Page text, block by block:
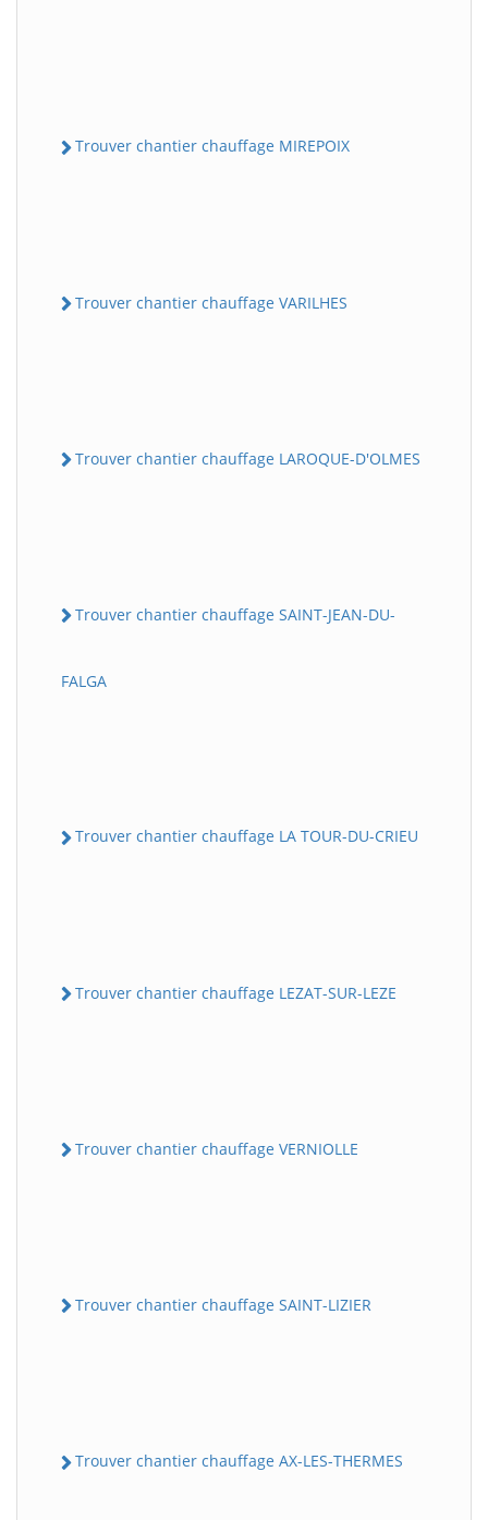
Trouver chantier chauffage MIREPOIX
Trouver chantier chauffage VARILHES
Trouver chantier chauffage LAROQUE-D'OLMES
Trouver chantier chauffage SAINT-JEAN-DU-
FALGA
Trouver chantier chauffage LA TOUR-DU-CRIEU
Trouver chantier chauffage LEZAT-SUR-LEZE
Trouver chantier chauffage VERNIOLLE
Trouver chantier chauffage SAINT-LIZIER
Trouver chantier chauffage AX-LES-THERMES